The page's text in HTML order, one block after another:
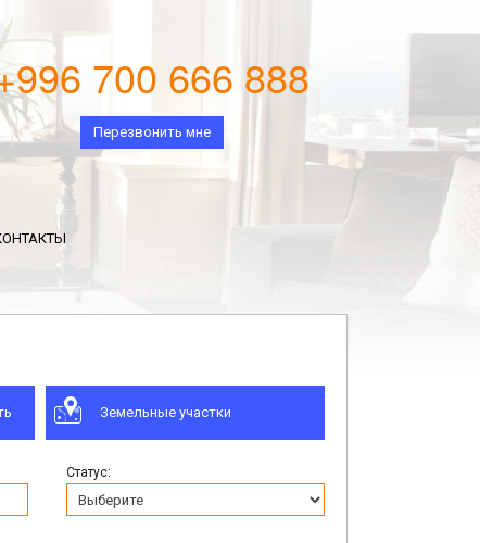
700 666 888
Перезвонить мне
Земельные участки
Статус: